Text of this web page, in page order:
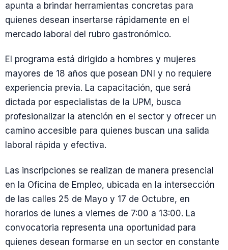
apunta a brindar herramientas concretas para
quienes desean insertarse rápidamente en el
mercado laboral del rubro gastronómico.
El programa está dirigido a hombres y mujeres
mayores de 18 años que posean DNI y no requiere
experiencia previa. La capacitación, que será
dictada por especialistas de la UPM, busca
profesionalizar la atención en el sector y ofrecer un
camino accesible para quienes buscan una salida
laboral rápida y efectiva.
Las inscripciones se realizan de manera presencial
en la Oficina de Empleo, ubicada en la intersección
de las calles 25 de Mayo y 17 de Octubre, en
horarios de lunes a viernes de 7:00 a 13:00. La
convocatoria representa una oportunidad para
quienes desean formarse en un sector en constante